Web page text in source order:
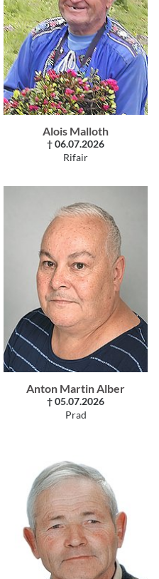
Alois Malloth
† 06.07.2026
Rifair
Anton Martin Alber
† 05.07.2026
Prad